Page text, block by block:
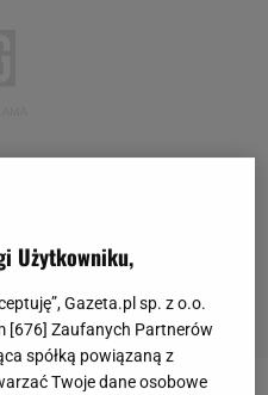
Użytkowniku,
Gazeta.pl sp. z o.o.
[676] Zaufanych Partnerów
spółką powiązaną z
Twoje dane osobowe